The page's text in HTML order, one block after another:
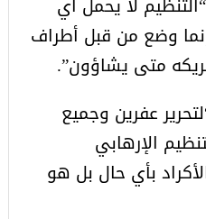
وضع من قبل أطراف
متى يشاؤون”.
عفرين وجميع
الإرهابي
بأي حال بل هو